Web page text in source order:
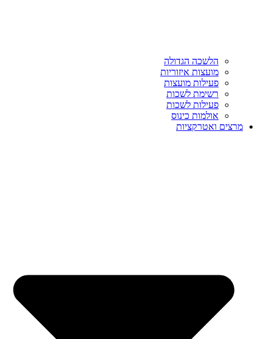
הלשכה הגדולה
מועצות איזוריות
פעילות מועצות
רשימת לשכות
פעילות לשכות
אולמות כינוס
מרצים ואטרקציות